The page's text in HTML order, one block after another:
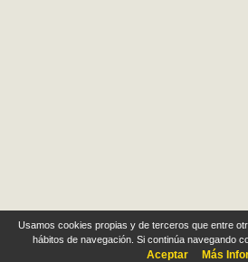
Usamos cookies propias y de terceros que entre
hábitos de navegación. Si continúa navegando
Aceptar Más